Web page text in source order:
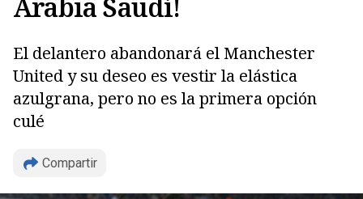
El delantero abandonará el Manchester
United y su deseo es vestir la elástica
azulgrana, pero no es la primera opción
culé
Compartir
Copiar